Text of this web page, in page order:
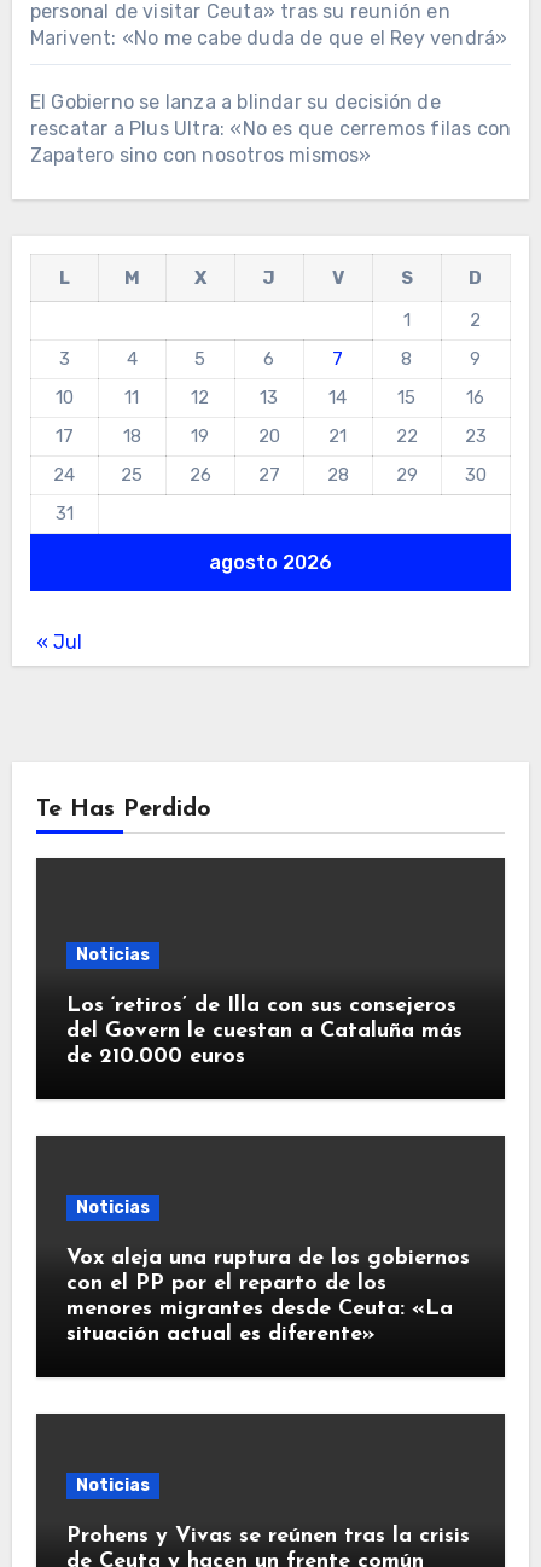
personal de visitar Ceuta» tras su reunión en
Marivent: «No me cabe duda de que el Rey vendrá»
El Gobierno se lanza a blindar su decisión de
rescatar a Plus Ultra: «No es que cerremos filas con
Zapatero sino con nosotros mismos»
agosto 2026
L M X J V S
D
1
2
3
4 5 6 7 8
9
10
11 12 13 14 15
16
17
18 19 20 21 22
23
24
25 26 27 28 29
30
31
« Jul
Te Has Perdido
Noticias
Los ‘retiros’ de Illa con sus consejeros
del Govern le cuestan a Cataluña más
de 210.000 euros
Noticias
Vox aleja una ruptura de los gobiernos
con el PP por el reparto de los
menores migrantes desde Ceuta: «La
situación actual es diferente»
Noticias
Prohens y Vivas se reúnen tras la crisis
de Ceuta y hacen un frente común